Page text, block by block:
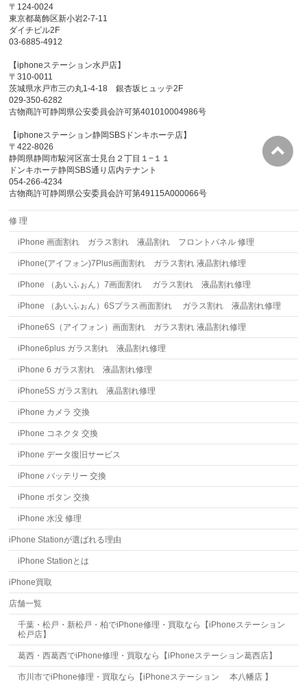
〒124-0024
東京都葛飾区新小岩2-7-11
ダイチビル2F
03-6885-4912
【iphoneステーション水戸店】
〒310-0011
茨城県水戸市三の丸1-4-18 銀杏坂ヒュッテ2F
029-350-6282
古物商許可静岡県公安委員会許可第401010004986号
【iphoneステーション静岡SBSドンキホーテ店】
〒422-8026
静岡県静岡市駿河区富士見台２丁目１−１１
ドンキホーテ静岡SBS通り店内テナント
054-266-4234
古物商許可静岡県公安委員会許可第49115A000066号
修 理
iPhone 画面割れ ガラス割れ 液晶割れ フロントパネル 修理
iPhone(アイフォン)7Plus画面割れ ガラス割れ 液晶割れ修理
iPhone （あいふぉん）7画面割れ ガラス割れ 液晶割れ修理
iPhone （あいふぉん）6Sプラス画面割れ ガラス割れ 液晶割れ修理
iPhone6S（アイフォン）画面割れ ガラス割れ 液晶割れ修理
iPhone6plus ガラス割れ 液晶割れ修理
iPhone 6 ガラス割れ 液晶割れ修理
iPhone5S ガラス割れ 液晶割れ修理
iPhone カメラ 交換
iPhone コネクタ 交換
iPhone データ復旧サービス
iPhone バッテリー 交換
iPhone ボタン 交換
iPhone 水没 修理
iPhone Stationが選ばれる理由
iPhone Stationとは
iPhone買取
店舗一覧
千葉・松戸・新松戸・柏でiPhone修理・買取なら【iPhoneステーション
松戸店】
葛西・西葛西でiPhone修理・買取なら【iPhoneステーション葛西店】
市川市でiPhone修理・買取なら【iPhoneステーション 本八幡店 】